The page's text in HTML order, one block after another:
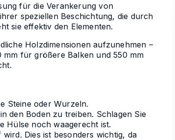
für die Verankerung von
speziellen Beschichtung, die durch
sie effektiv den Elementen.
Holzdimensionen aufzunehmen –
mm für größere Balken und 550 mm
Steine oder Wurzeln.
den Boden zu treiben. Schlagen Sie
Hülse noch waagerecht ist.
Dies ist besonders wichtig, da